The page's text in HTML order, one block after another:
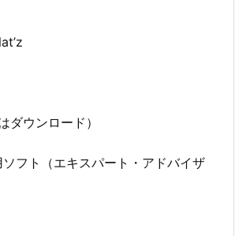
ウンロード）
フト（エキスパート・アドバイザ